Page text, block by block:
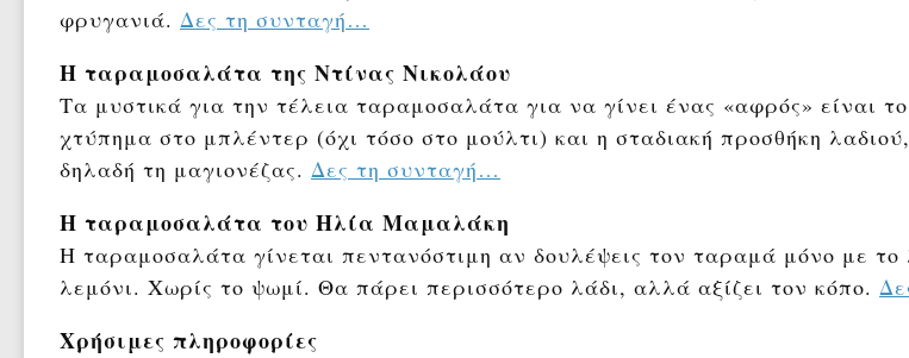
φρυγανιά. Δες τη συνταγή…
Η ταραμοσαλάτα της Ντίνας Νικολάου
Τα μυστικά για την τέλεια ταραμοσαλάτα για να γίνει ένας «αφρός» είναι
χτύπημα στο μπλέντερ (όχι τόσο στο μούλτι) και η σταδιακή προσθήκη
δηλαδή τη μαγιονέζας. Δες τη συνταγή…
Η ταραμοσαλάτα του Ηλία Μαμαλάκη
Η ταραμοσαλάτα γίνεται πεντανόστιμη αν δουλέψεις τον ταραμά μόνο με το
λεμόνι. Χωρίς το ψωμί. Θα πάρει περισσότερο λάδι, αλλά αξίζει τον κόπο.
Χρήσιμες πληροφορίες